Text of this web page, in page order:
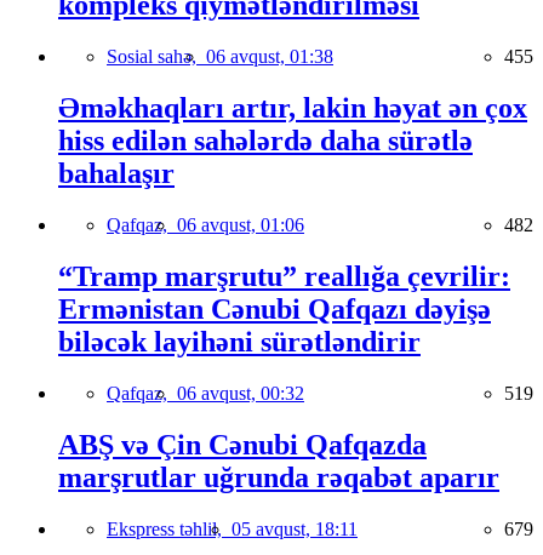
Sosial sahə, 06 avqust, 01:38 455
Əməkhaqları artır, lakin həyat ən çox
hiss edilən sahələrdə daha sürətlə
bahalaşır
Qafqaz, 06 avqust, 01:06 482
“Tramp marşrutu” reallığa çevrilir:
Ermənistan Cənubi Qafqazı dəyişə
biləcək layihəni sürətləndirir
Qafqaz, 06 avqust, 00:32 519
ABŞ və Çin Cənubi Qafqazda
marşrutlar uğrunda rəqabət aparır
Ekspress təhlil, 05 avqust, 18:11 679